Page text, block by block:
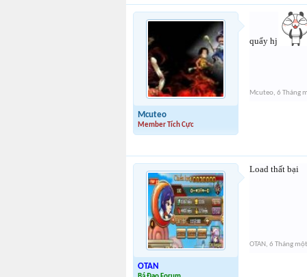
Mcuteo
Member Tích Cực
quẩy hj
Mcuteo, 6 Tháng
OTAN
Load thất bại
OTAN, 6 Tháng